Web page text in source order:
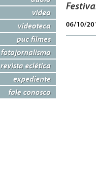
vídeo
videoteca
puc filmes
fotojornalismo
revista eclética
expediente
fale conosco
06/10/